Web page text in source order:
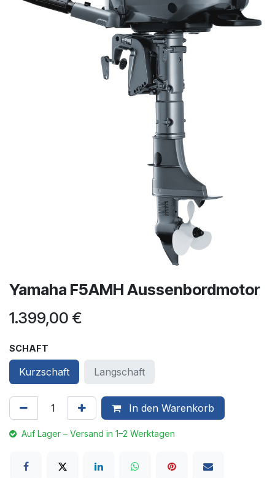
Yamaha F5AMH Aussenbordmotor
1.399,00 €
SCHAFT
Kurzschaft Langschaft
In den Warenkorb
Auf Lager – Versand in 1–2 Werktagen